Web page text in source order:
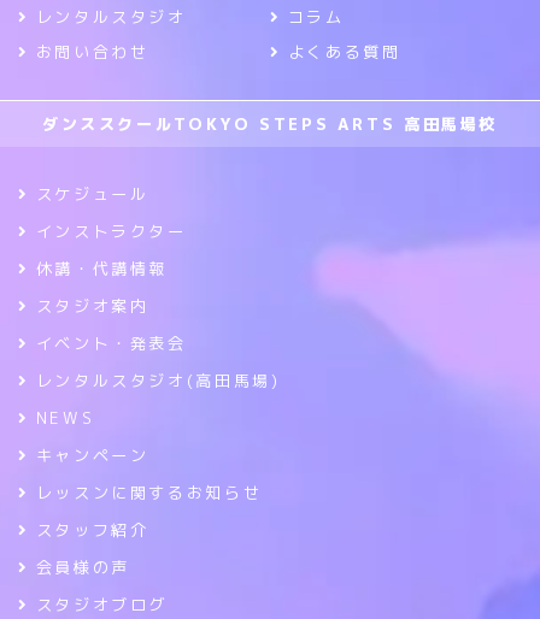
レンタルスタジオ
コラム
お問い合わせ
よくある質問
ダンススクールTOKYO STEPS ARTS 高田馬場校
スケジュール
インストラクター
休講・代講情報
スタジオ案内
イベント・発表会
レンタルスタジオ(高田馬場)
NEWS
キャンペーン
レッスンに関するお知らせ
スタッフ紹介
会員様の声
スタジオブログ